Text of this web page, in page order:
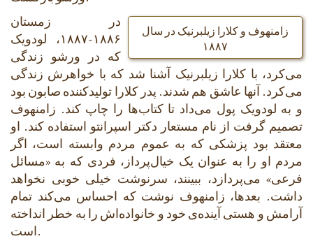
زامنهوف و کلارا زیلبرنیک در سال
۱۸۸۷
در زمستان
۱۸۸۶-۱۸۸۷، لودویک
که در ورشو زندگی
می‌کرد، با کلارا زیلبرنیک آشنا شد که با خواهرش زندگی
می‌کرد. آنها عاشق هم شدند. پدر کلارا تولیدکننده صابون بود
و به لودویک پول می‌داد تا کتاب‌ها را چاپ کند. زامنهوف
تصمیم گرفت از نام مستعار دکتر اسپرانتو استفاده کند. او
معتقد بود پزشکی که به عموم مردم وابسته است، اگر
مردم او را به عنوان یک خیال‌پرداز، فردی که به «مسائل
فرعی» می‌پردازد، ببینند، سرنوشت خیلی خوبی نخواهد
داشت. بعدها، زامنهوف نوشت که احساس می‌کند تمام
آرامش و هستی آینده‌ی خود و خانواده‌اش را به خطر انداخته
است.